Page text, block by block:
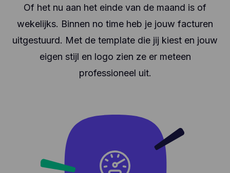
Of het nu aan het einde van de maand is of
wekelijks. Binnen no time heb je jouw facturen
uitgestuurd. Met de template die jij kiest en jouw
eigen stijl en logo zien ze er meteen
professioneel uit.